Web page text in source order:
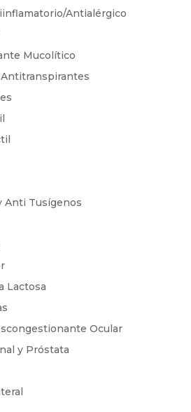
Antialérgico
Mucolítico
Anti Tusígenos
Lactosa
Ocular
y Próstata